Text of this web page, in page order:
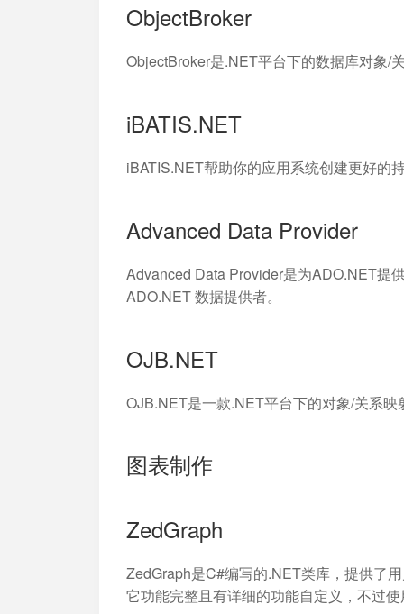
ObjectBroker
ObjectBroker是.NET平台下的数据库对象/
iBATIS.NET
iBATIS.NET帮助你的应用系统创建更好的
Advanced Data Provider
Advanced Data Provider是为ADO.NET提
ADO.NET 数据提供者。
OJB.NET
OJB.NET是一款.NET平台下的对象/关系
图表制作
ZedGraph
ZedGraph是C#编写的.NET类库，提供了
它功能完整且有详细的功能自定义，不过